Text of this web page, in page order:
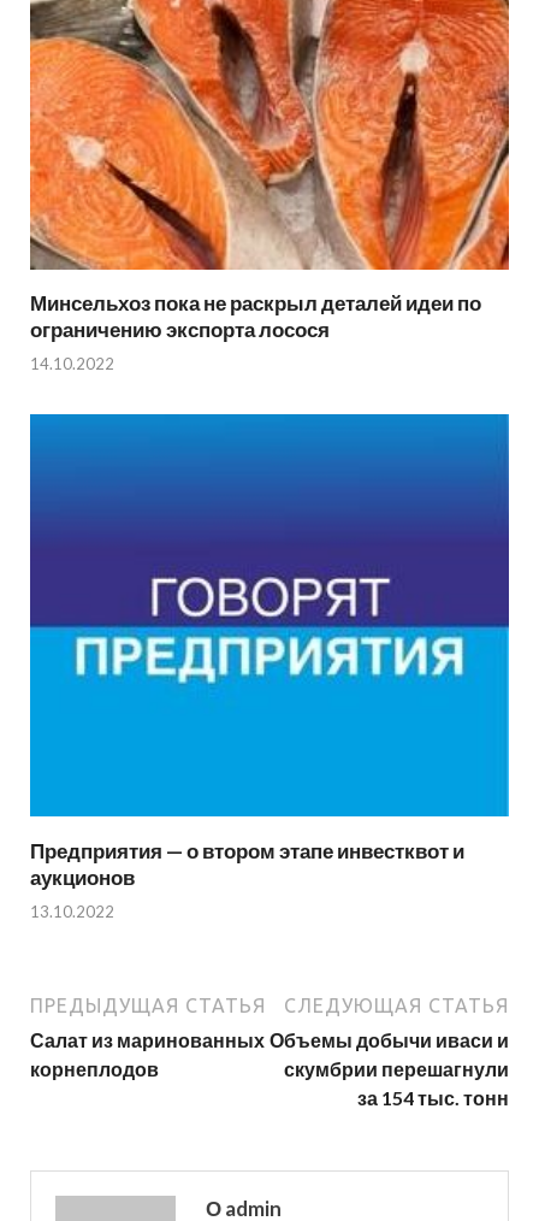
Минсельхоз пока не раскрыл деталей идеи по
ограничению экспорта лосося
14.10.2022
Предприятия — о втором этапе инвестквот и
аукционов
13.10.2022
ПРЕДЫДУЩАЯ СТАТЬЯ
Салат из маринованных
корнеплодов
СЛЕДУЮЩАЯ СТАТЬЯ
Объемы добычи иваси и
скумбрии перешагнули
за 154 тыс. тонн
О admin